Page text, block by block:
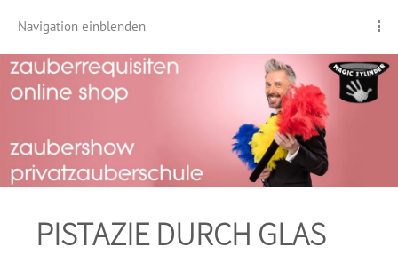
Navigation einblenden
PISTAZIE DURCH GLAS